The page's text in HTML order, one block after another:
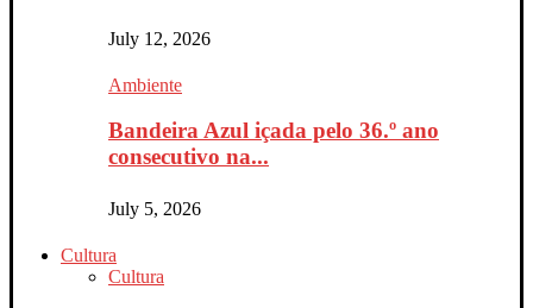
July 12, 2026
Ambiente
Bandeira Azul içada pelo 36.º ano
consecutivo na...
July 5, 2026
Cultura
Cultura